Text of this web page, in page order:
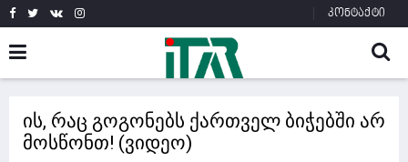
კონტაქტი
ის, რაც გოგონებს ქართველ ბიჭებში არ
მოსწონთ! (ვიდეო)